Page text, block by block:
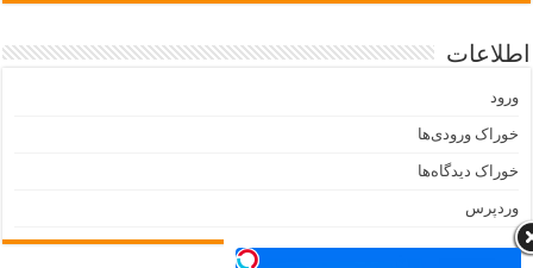
اطلاعات
ورود
خوراک ورودی‌ها
خوراک دیدگاه‌ها
وردپرس